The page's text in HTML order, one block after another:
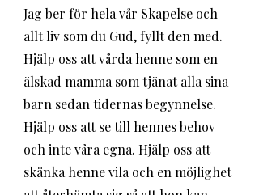
Jag ber för hela vår Skapelse och
allt liv som du Gud, fyllt den med.
Hjälp oss att vårda henne som en
älskad mamma som tjänat alla sina
barn sedan tidernas begynnelse.
Hjälp oss att se till hennes behov
och inte våra egna. Hjälp oss att
skänka henne vila och en möjlighet